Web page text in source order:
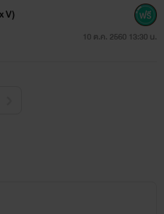
V)
10 ต.ค. 2560 13:30 น.